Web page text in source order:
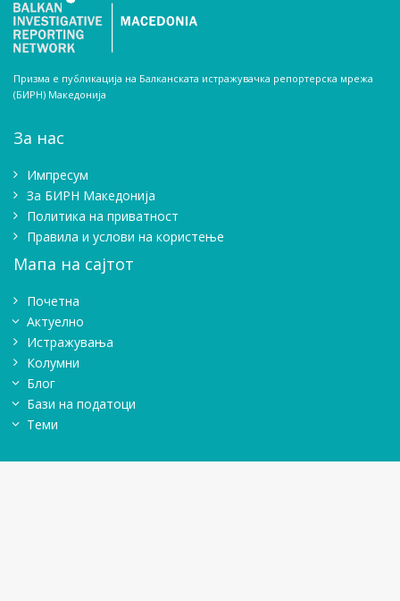
Призма е публикација на Балканската истражувачка репортерска мрежа
(БИРН) Македонија
За нас
Импресум
Зa БИРН Македонија
Политика на приватност
Правила и услови на користење
Мапа на сајтот
Почетна
Актуелно
Истражувањa
Колумни
Блог
Бази на податоци
Теми